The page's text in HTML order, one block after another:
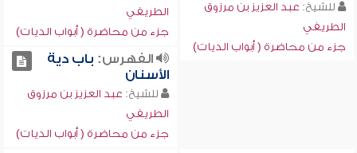
للشيخ: عبد العزيز بن مرزوق
الطريفي
جزء من محاضرة ( أبواب الديات)
الطريفي
جزء من محاضرة ( أبواب الديات)
الفهرس: باب دية
الأسنان
للشيخ: عبد العزيز بن مرزوق
الطريفي
جزء من محاضرة ( أبواب الديات)